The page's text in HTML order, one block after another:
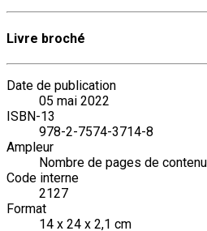
Livre broché
Date de publication
05 mai 2022
ISBN-13
978-2-7574-3714-8
Ampleur
Nombre de pages de
Code interne
2127
Format
14 x 24 x 2,1 cm